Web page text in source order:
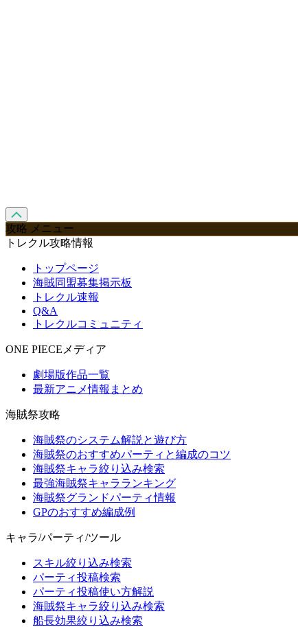
攻略 メニュー
トレクル攻略情報
トップページ
海賊同盟募集掲示板
トレクル速報
Q&A
トレクルコミュニティ
ONE PIECEメディア
劇場版作品一覧
最新アニメ情報まとめ
海賊祭攻略
海賊祭のシステム解説と遊び方
海賊祭のおすすめパーティと編成のコツ
海賊祭キャラ絞り込み検索
最強海賊祭キャラランキング
海賊祭グランドパーティ情報
GPのおすすめ編成例
キャラ/パーティ/ツール
スキル絞り込み検索
パーティ投稿検索
パーティ投稿使い方解説
海賊祭キャラ絞り込み検索
船長効果絞り込み検索